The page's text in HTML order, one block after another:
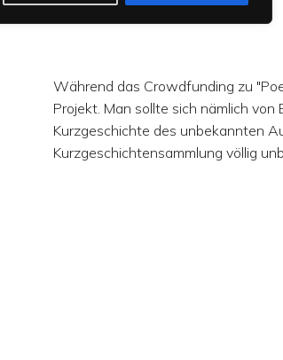
Während das Crowdfunding zu
Projekt. Man sollte sich nämlich
Kurzgeschichte des unbekannten
Kurzgeschichtensammlung völlig